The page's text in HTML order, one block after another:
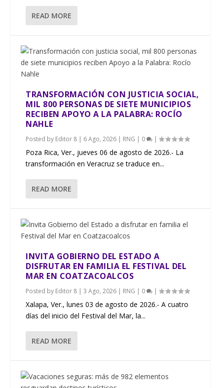
READ MORE
TRANSFORMACIÓN CON JUSTICIA SOCIAL,
MIL 800 PERSONAS DE SIETE MUNICIPIOS
RECIBEN APOYO A LA PALABRA: ROCÍO
NAHLE
Posted by Editor 8 | 6 Ago, 2026 | RNG | 0 |
​Poza Rica, Ver., jueves 06 de agosto de 2026.- La
transformación en Veracruz se traduce en...
READ MORE
INVITA GOBIERNO DEL ESTADO A
DISFRUTAR EN FAMILIA EL FESTIVAL DEL
MAR EN COATZACOALCOS
Posted by Editor 8 |3 Ago, 2026 | RNG | 0 |
Xalapa, Ver., lunes 03 de agosto de 2026.- A cuatro
días del inicio del Festival del Mar, la...
READ MORE